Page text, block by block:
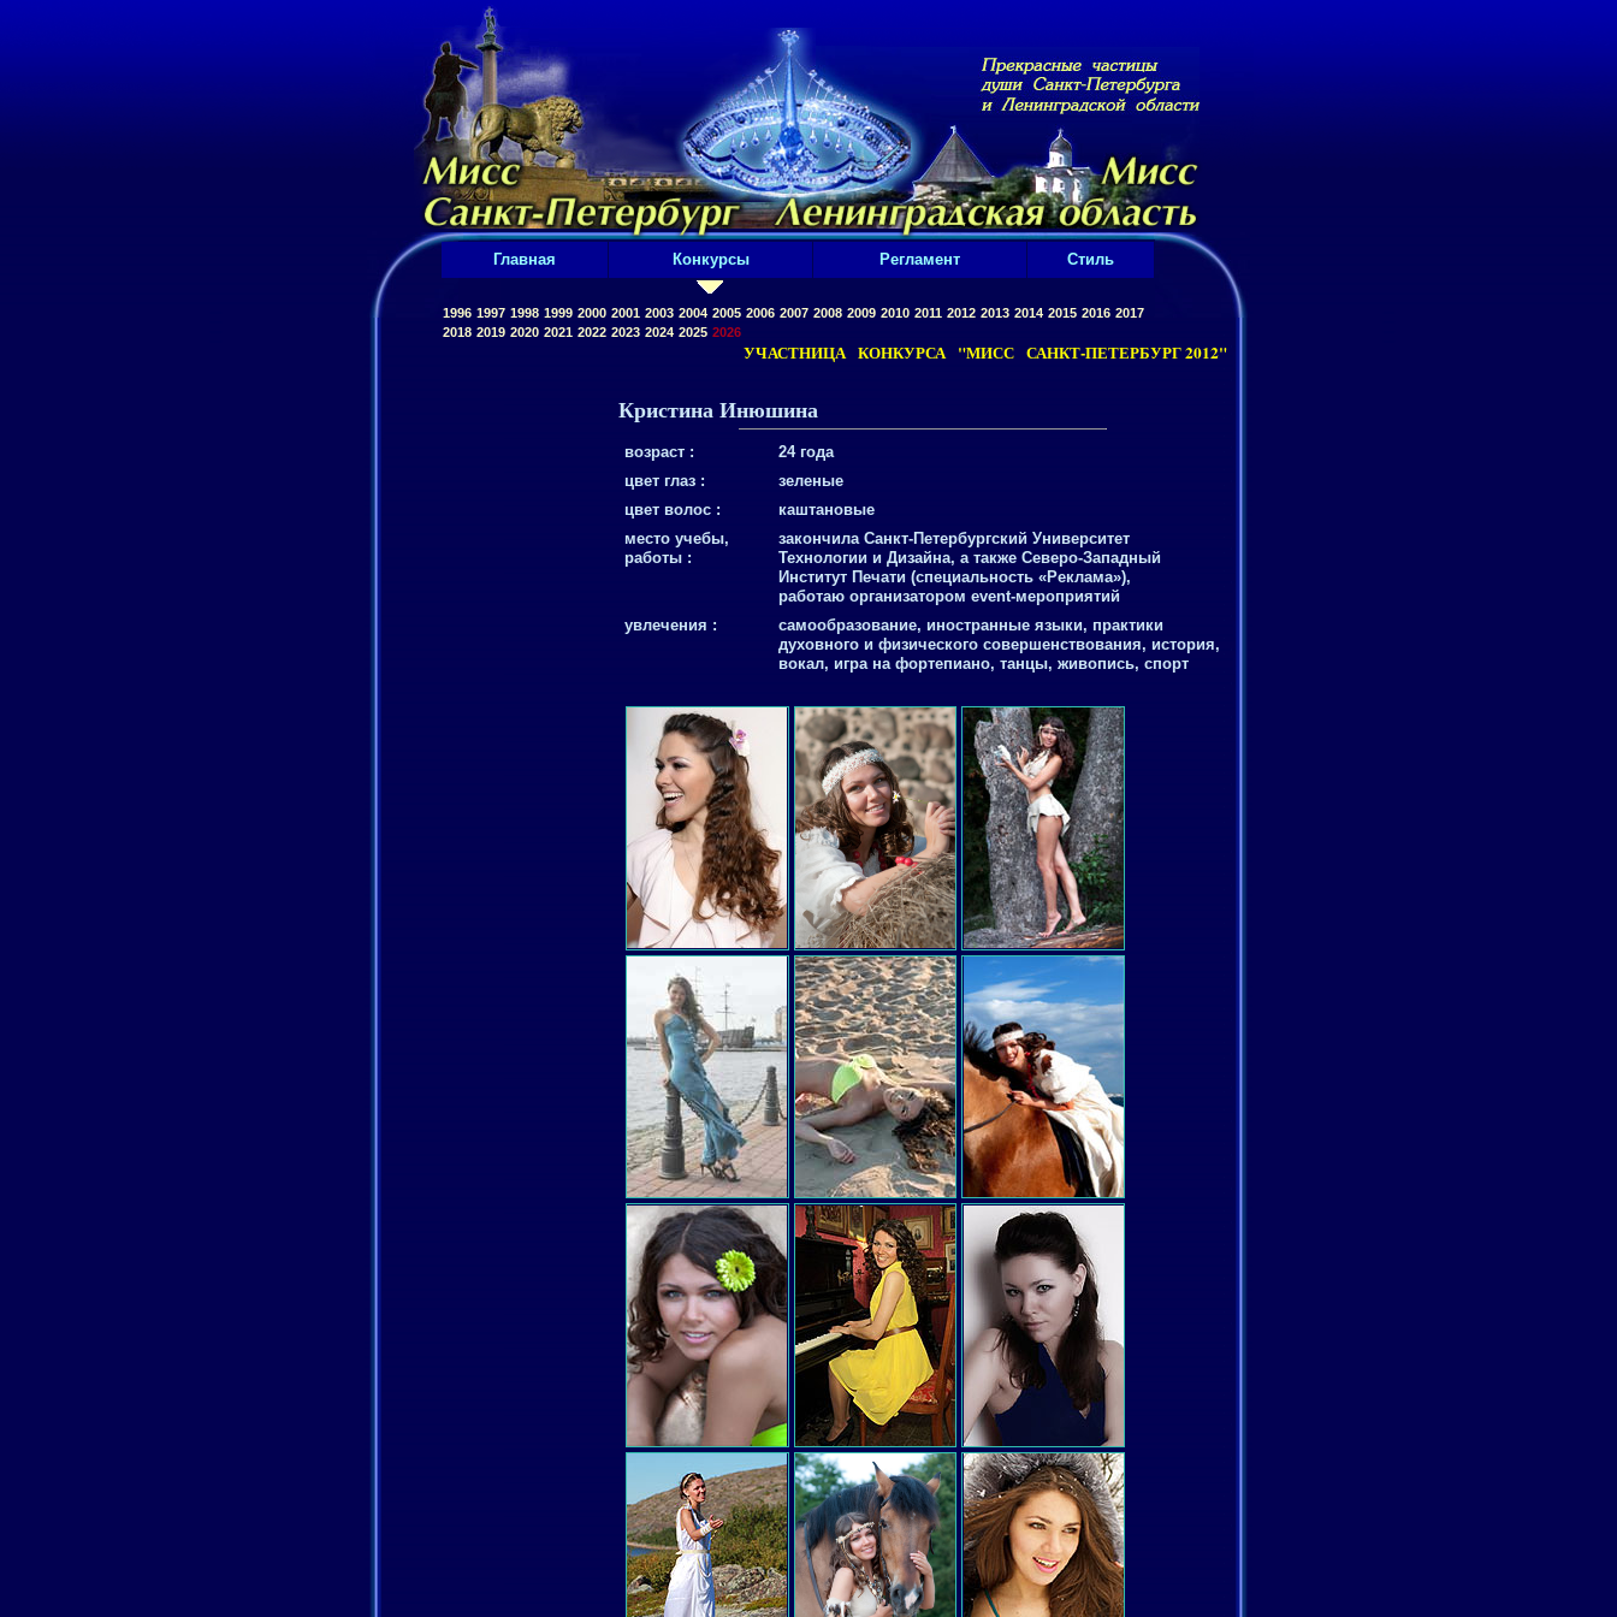
Главная Конкурсы Регламент Стиль
1996 1997 1998 1999 2000 2001 2003 2004 2005 2006 2007 2008 2009 2010 2011 2012 2013 2014 2015 2016 2017
2018 2019 2020 2021 2022 2023 2024 2025 2026
УЧАСТНИЦА КОНКУРСА "МИСС САНКТ-ПЕТЕРБУРГ 2012"
Кристина Инюшина
возраст :
24 года
цвет глаз :
зеленые
цвет волос :
каштановые
место учебы,
работы :
закончила Санкт-Петербургский Университет
Технологии и Дизайна, а также Северо-Западный
Институт Печати (специальность «Реклама»),
работаю организатором event-мероприятий
увлечения :
самообразование, иностранные языки, практики
духовного и физического совершенствования, история,
вокал, игра на фортепиано, танцы, живопись, спорт